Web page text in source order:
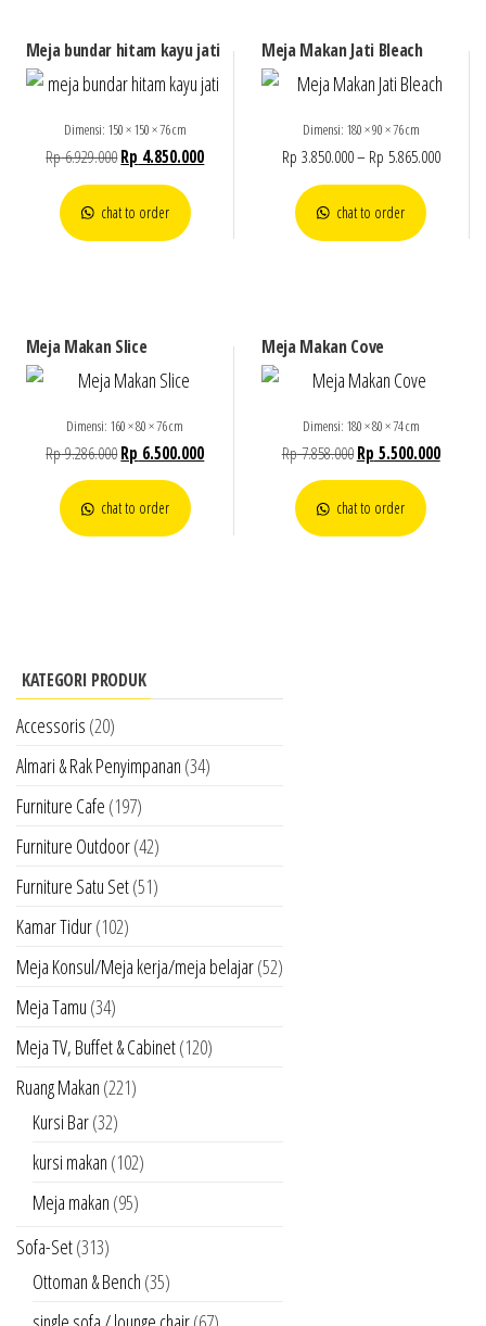
Meja bundar hitam kayu jati
Dimensi: 150 × 150 × 76 cm
Rp6.929.000Rp 4.850.000
chat to order
Meja Makan Jati Bleach
Dimensi: 180 × 90 × 76 cm
Rp 3.850.000– Rp 5.865.000
chat to order
Meja Makan Slice
Dimensi: 160 × 80 × 76 cm
Rp9.286.000Rp 6.500.000
chat to order
Meja Makan Cove
Dimensi: 180 × 80 × 74 cm
Rp7.858.000 Rp 5.500.000
chat to order
KATEGORI PRODUK
Accessoris (20)
Almari & Rak Penyimpanan (34)
Furniture Cafe (197)
Furniture Outdoor(42)
Furniture Satu Set(51)
Kamar Tidur(102)
Meja Konsul/Meja kerja/meja belajar(52)
Meja Tamu (34)
Meja TV, Buffet & Cabinet(120)
Ruang Makan (221)
Kursi Bar(32)
kursi makan (102)
Meja makan (95)
Sofa-Set(313)
Ottoman & Bench (35)